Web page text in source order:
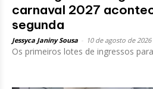
carnaval 2027
segunda
Jessyca Janiny Sousa 10 de agosto de 2026
Os primeiros lotes de ingressos